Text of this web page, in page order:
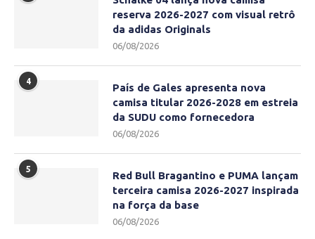
reserva 2026-2027 com visual retrô
da adidas Originals
06/08/2026
4
País de Gales apresenta nova
camisa titular 2026-2028 em estreia
da SUDU como fornecedora
06/08/2026
5
Red Bull Bragantino e PUMA lançam
terceira camisa 2026-2027 inspirada
na força da base
06/08/2026